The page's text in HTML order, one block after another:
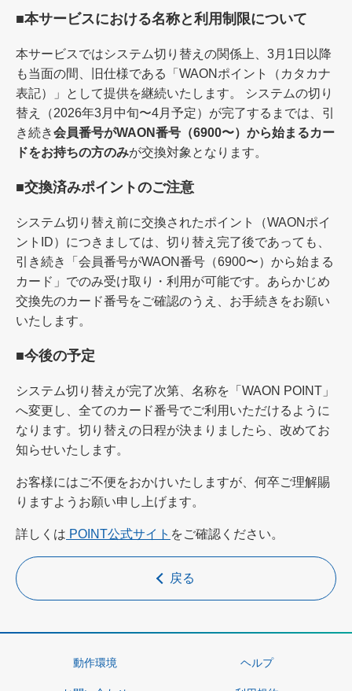
■本サービスにおける名称と利用制限について
本サービスではシステム切り替えの関係上、3月1日以降
も当面の間、旧仕様である「WAONポイント（カタカナ
表記）」として提供を継続いたします。 システムの切り
替え（2026年3月中旬〜4月予定）が完了するまでは、引
き続き会員番号がWAON番号（6900〜）から始まるカー
ドをお持ちの方のみが交換対象となります。
■交換済みポイントのご注意
システム切り替え前に交換されたポイント（WAONポイ
ントID）につきましては、切り替え完了後であっても、
引き続き「会員番号がWAON番号（6900〜）から始まる
カード」でのみ受け取り・利用が可能です。あらかじめ
交換先のカード番号をご確認のうえ、お手続きをお願い
いたします。
■今後の予定
システム切り替えが完了次第、名称を「WAON POINT」
へ変更し、全てのカード番号でご利用いただけるように
なります。切り替えの日程が決まりましたら、改めてお
知らせいたします。
お客様にはご不便をおかけいたしますが、何卒ご理解賜
りますようお願い申し上げます。
詳しくは POINT公式サイト をご確認ください。
戻る
動作環境 ヘルプ